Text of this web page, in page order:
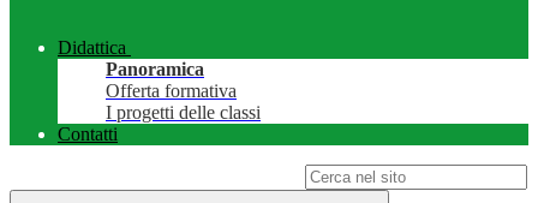
Didattica
Panoramica
Offerta formativa
I progetti delle classi
Contatti